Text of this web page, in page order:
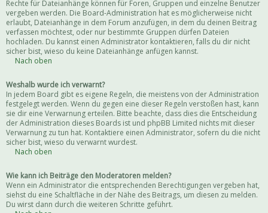
Rechte für Dateianhänge können für Foren, Gruppen und einzelne Benutzer
vergeben werden. Die Board-Administration hat es möglicherweise nicht
erlaubt, Dateianhänge in dem Forum anzufügen, in dem du deinen Beitrag
verfassen möchtest, oder nur bestimmte Gruppen dürfen Dateien
hochladen. Du kannst einen Administrator kontaktieren, falls du dir nicht
sicher bist, wieso du keine Dateianhänge anfügen kannst.
Nach oben
Weshalb wurde ich verwarnt?
In jedem Board gibt es eigene Regeln, die meistens von der Administration
festgelegt werden. Wenn du gegen eine dieser Regeln verstoßen hast, kann
sie dir eine Verwarnung erteilen. Bitte beachte, dass dies die Entscheidung
der Administration dieses Boards ist und phpBB Limited nichts mit dieser
Verwarnung zu tun hat. Kontaktiere einen Administrator, sofern du die nicht
sicher bist, wieso du verwarnt wurdest.
Nach oben
Wie kann ich Beiträge den Moderatoren melden?
Wenn ein Administrator die entsprechenden Berechtigungen vergeben hat,
siehst du eine Schaltfläche in der Nähe des Beitrags, um diesen zu melden.
Du wirst dann durch die weiteren Schritte geführt.